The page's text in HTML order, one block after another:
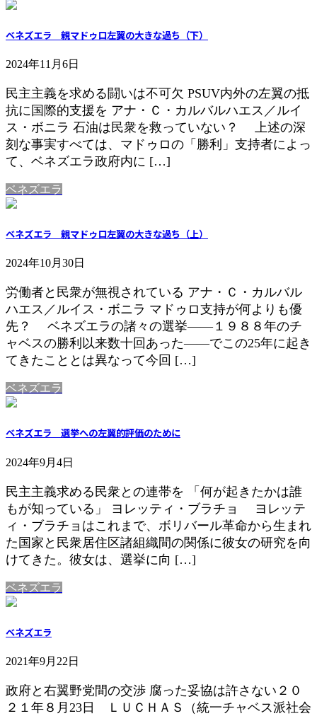
ベネズエラ 親マドゥロ左翼の大きな過ち（下）
2024年11月6日
民主主義を求める闘いは不可欠 PSUV内外の左翼の抵
抗に国際的支援を アナ・Ｃ・カルバルハエス／ルイ
ス・ボニラ 石油は民衆を救っていない？ 上述の深
刻な事実すべては、マドゥロの「勝利」支持者によっ
て、ベネズエラ政府内に […]
ベネズエラ
ベネズエラ 親マドゥロ左翼の大きな過ち（上）
2024年10月30日
労働者と民衆が無視されている アナ・Ｃ・カルバル
ハエス／ルイス・ボニラ マドゥロ支持が何よりも優
先？ ベネズエラの諸々の選挙――１９８８年のチ
ャベスの勝利以来数十回あった――でこの25年に起き
てきたこととは異なって今回 […]
ベネズエラ
ベネズエラ 選挙への左翼的評価のために
2024年9月4日
民主主義求める民衆との連帯を 「何が起きたかは誰
もが知っている」 ヨレッティ・ブラチョ ヨレッテ
ィ・ブラチョはこれまで、ボリバール革命から生まれ
た国家と民衆居住区諸組織間の関係に彼女の研究を向
けてきた。彼女は、選挙に向 […]
ベネズエラ
ベネズエラ
2021年9月22日
政府と右翼野党間の交渉 腐った妥協は許さない２０
２１年８月23日 ＬＵＣＨＡＳ（統一チャベス派社会